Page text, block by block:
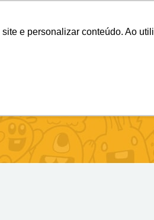
e personalizar conteúdo. Ao